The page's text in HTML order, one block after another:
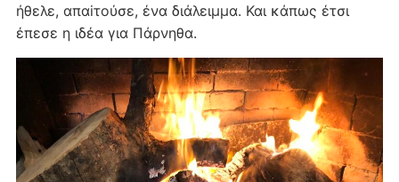
ήθελε, απαiτούσε, ένα διάλειμμα. Και κάπως έτσι
έπεσε η ιδέα για Πάρνηθα.